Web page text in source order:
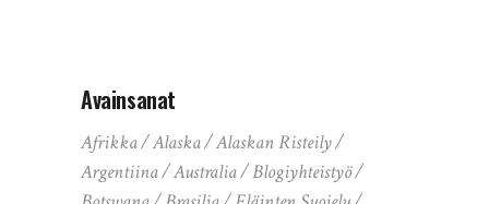
Avainsanat
Afrikka Alaska
Alaskan Risteily
Argentiina
Australia
Blogiyhteistyö